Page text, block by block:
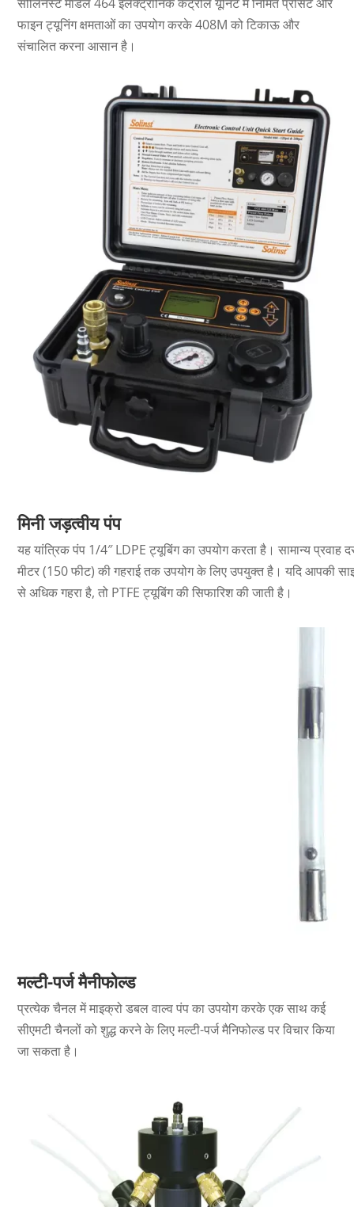
फाइन ट्यूनिंग क्षमताओं का उपयोग करके 408M को टिकाऊ और
संचालित करना आसान है।
मिनी जड़त्वीय पंप
यह यांत्रिक पंप 1/4″ LDPE ट्यूबिंग का उपयोग करता है। सामान्य
मीटर (150 फीट) की गहराई तक उपयोग के लिए उपयुक्त है। यदि आपकी
से अधिक गहरा है, तो PTFE ट्यूबिंग की सिफारिश की जाती है।
मल्टी-पर्ज मैनीफोल्ड
प्रत्येक चैनल में माइक्रो डबल वाल्व पंप का उपयोग करके एक साथ कई
सीएमटी चैनलों को शुद्ध करने के लिए मल्टी-पर्ज मैनिफोल्ड पर विचार किया
जा सकता है।